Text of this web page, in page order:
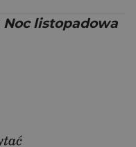
Noc listopadowa